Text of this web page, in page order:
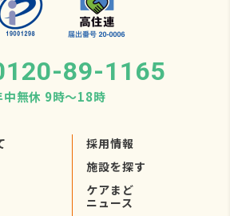
89-1165
中無休 9時〜18時
採用情報
施設を探す
ケアまど
ニュース